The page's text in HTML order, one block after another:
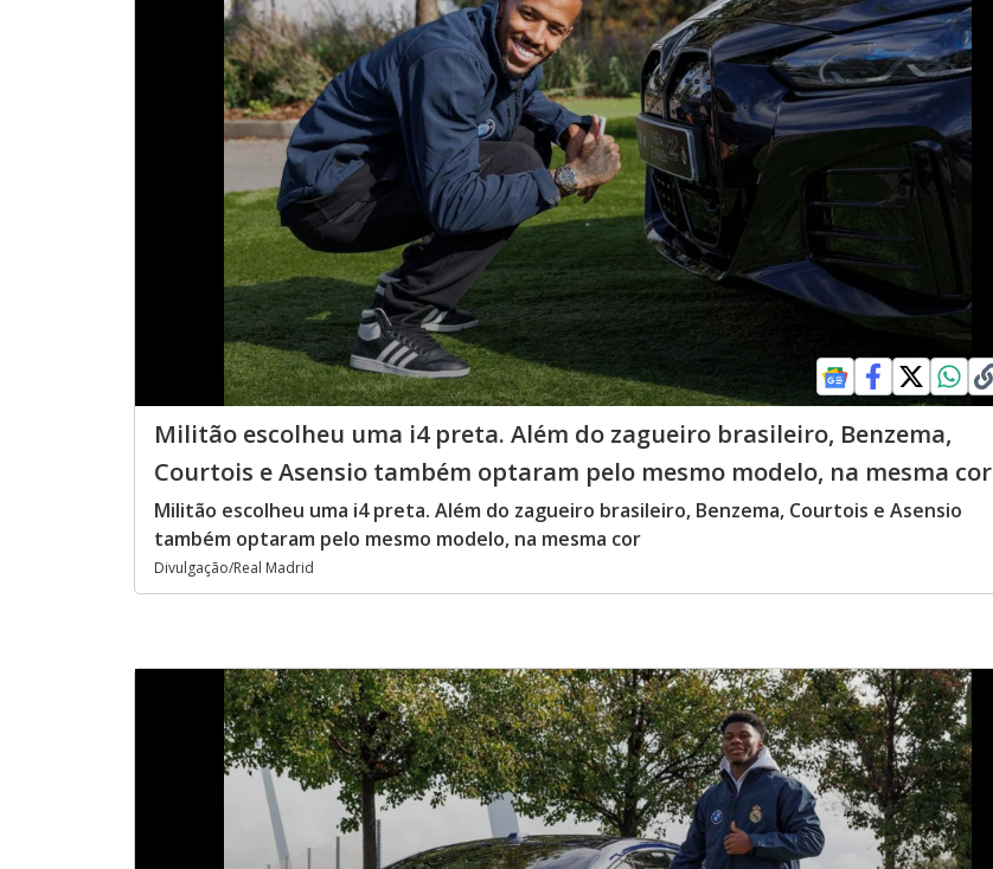
Militão escolheu uma i4 preta. Além do zagueiro brasileiro, Benzema,
Courtois e Asensio também optaram pelo mesmo modelo, na mesma cor
Militão escolheu uma i4 preta. Além do zagueiro brasileiro, Benzema, Courtois e Asensio
também optaram pelo mesmo modelo, na mesma cor
Divulgação/Real Madrid